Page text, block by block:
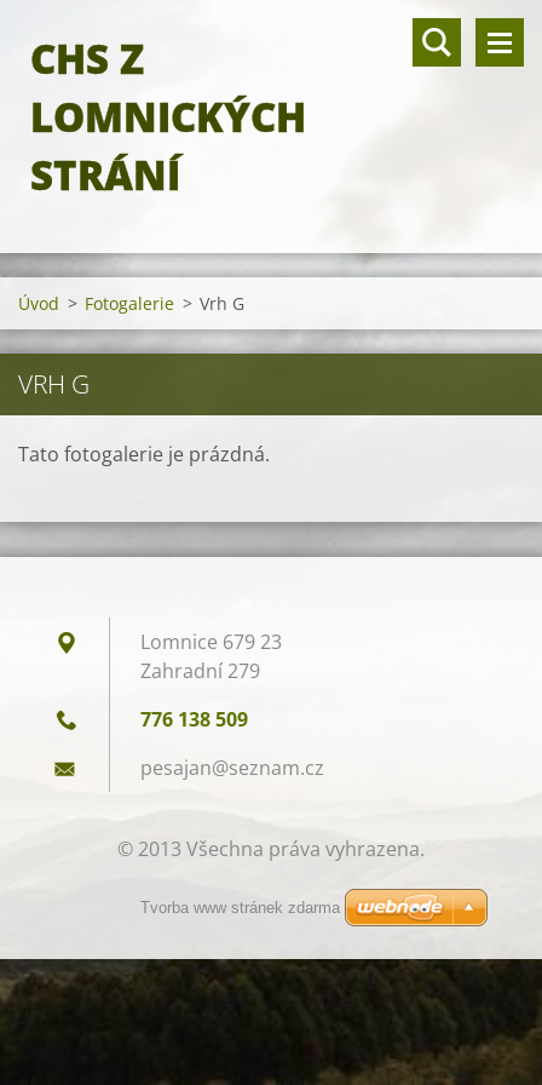
CHS Z
LOMNICKÝCH
STRÁNÍ
Úvod > Fotogalerie > Vrh G
VRH G
Tato fotogalerie je prázdná.
Lomnice 679 23
Zahradní 279
776 138 509
pesajan@seznam.cz
© 2013 Všechna práva vyhrazena.
Tvorba www stránek zdarma